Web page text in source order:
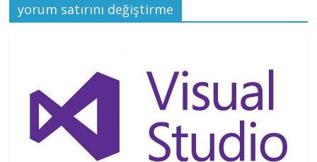
yorum satırını değiştirme